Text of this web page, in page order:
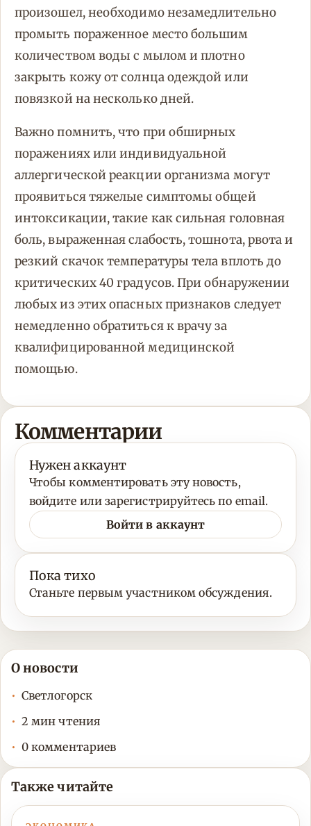
произошел, необходимо незамедлительно
промыть пораженное место большим
количеством воды с мылом и плотно
закрыть кожу от солнца одеждой или
повязкой на несколько дней.
Важно помнить, что при обширных
поражениях или индивидуальной
аллергической реакции организма могут
проявиться тяжелые симптомы общей
интоксикации, такие как сильная головная
боль, выраженная слабость, тошнота, рвота и
резкий скачок температуры тела вплоть до
критических 40 градусов. При обнаружении
любых из этих опасных признаков следует
немедленно обратиться к врачу за
квалифицированной медицинской
помощью.
Комментарии
Нужен аккаунт
Чтобы комментировать эту новость,
войдите или зарегистрируйтесь по email.
Войти в аккаунт
Пока тихо
Станьте первым участником обсуждения.
О новости
Светлогорск
2 мин чтения
0 комментариев
Также читайте